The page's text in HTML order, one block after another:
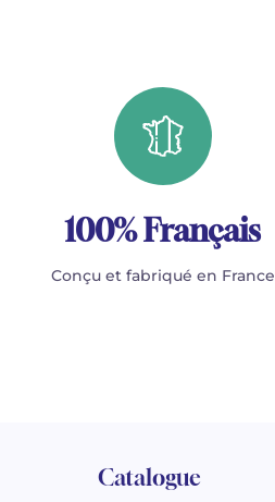
100% Français
Conçu et fabriqué en France
Catalogue